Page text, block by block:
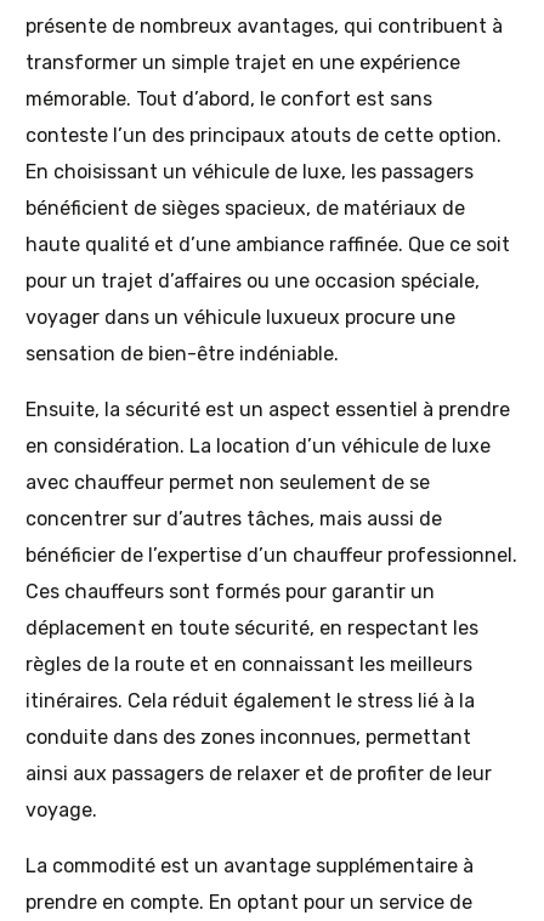
présente de nombreux avantages, qui contribuent à
transformer un simple trajet en une expérience
mémorable. Tout d’abord, le confort est sans
conteste l’un des principaux atouts de cette option.
En choisissant un véhicule de luxe, les passagers
bénéficient de sièges spacieux, de matériaux de
haute qualité et d’une ambiance raffinée. Que ce soit
pour un trajet d’affaires ou une occasion spéciale,
voyager dans un véhicule luxueux procure une
sensation de bien-être indéniable.
Ensuite, la sécurité est un aspect essentiel à prendre
en considération. La location d’un véhicule de luxe
avec chauffeur permet non seulement de se
concentrer sur d’autres tâches, mais aussi de
bénéficier de l’expertise d’un chauffeur professionnel.
Ces chauffeurs sont formés pour garantir un
déplacement en toute sécurité, en respectant les
règles de la route et en connaissant les meilleurs
itinéraires. Cela réduit également le stress lié à la
conduite dans des zones inconnues, permettant
ainsi aux passagers de relaxer et de profiter de leur
voyage.
La commodité est un avantage supplémentaire à
prendre en compte. En optant pour un service de